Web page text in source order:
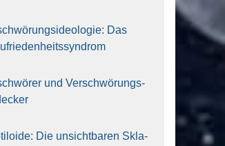
Das
und Verschwörungs­
Die unsicht­ba­ren Skla­